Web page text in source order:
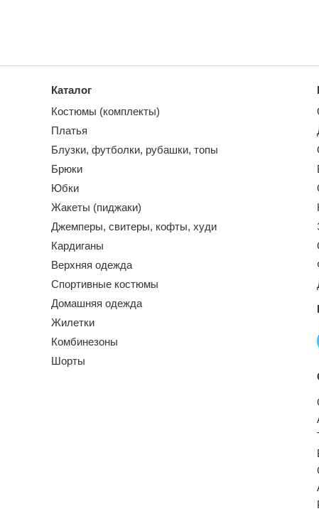
Каталог
Костюмы (комплекты)
Платья
Блузки, футболки, рубашки, топы
Брюки
Юбки
Жакеты (пиджаки)
Джемперы, свитеры, кофты, худи
Кардиганы
Верхняя одежда
Спортивные костюмы
Домашняя одежда
Жилетки
Комбинезоны
Шорты